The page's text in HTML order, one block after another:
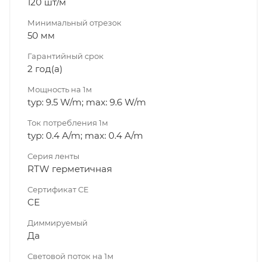
Минимальный отрезок
50 мм
Гарантийный срок
2 год(а)
Мощность на 1м
typ: 9.5 W/m; max: 9.6 W/m
Ток потребления 1м
typ: 0.4 A/m; max: 0.4 A/m
Серия ленты
RTW герметичная
Сертификат CE
CE
Диммируeмый
Да
Световой поток на 1м